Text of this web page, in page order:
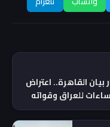
القاهرة.. اعتراض
للعراق وقواته